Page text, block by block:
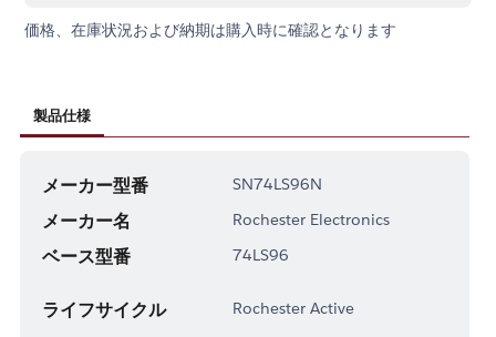
価格、在庫状況および納期は購入時に確認となります
製品仕様
メーカー型番 SN74LS96N
メーカー名 Rochester Electronics
ベース型番 74LS96
ライフサイクル Rochester Active